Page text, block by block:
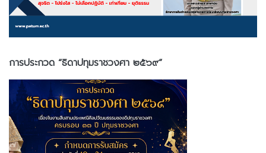
การประกวด “ธิดาปทุมราชวงศา ๒๕๖๙”